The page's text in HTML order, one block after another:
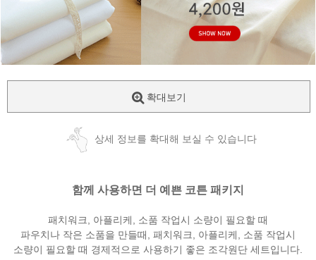
확대보기
상세 정보를 확대해 보실 수 있습니다
함께 사용하면 더 예쁜 코튼 패키지
패치워크, 아플리케, 소품 작업시 소량이 필요할 때
파우치나 작은 소품을 만들때, 패치워크, 아플리케, 소품 작업시
소량이 필요할 때 경제적으로 사용하기 좋은 조각원단 세트입니다.